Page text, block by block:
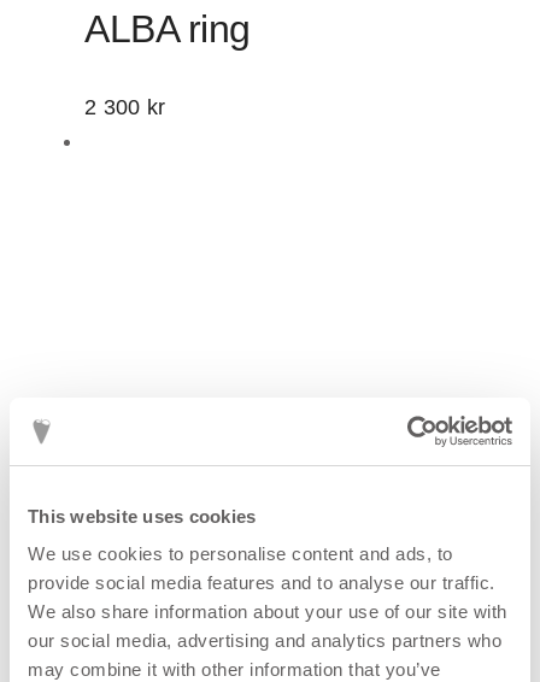
This website uses cookies
We use cookies to personalise content and ads, to
provide social media features and to analyse our traffic.
We also share information about your use of our site with
our social media, advertising and analytics partners who
may combine it with other information that you’ve
ALBA ring
2 300 kr